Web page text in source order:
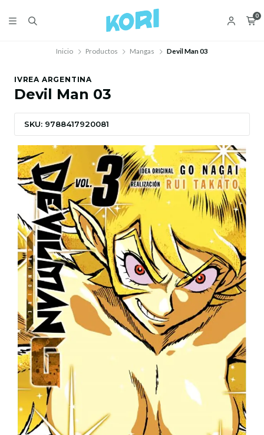
0
Inicio Productos Mangas Devil Man 03
IVREA ARGENTINA
Devil Man 03
SKU: 9788417920081